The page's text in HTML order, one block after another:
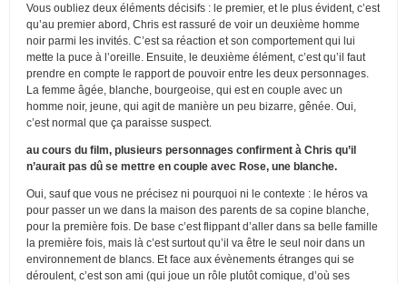
Vous oubliez deux éléments décisifs : le premier, et le plus évident, c’est
qu’au premier abord, Chris est rassuré de voir un deuxième homme
noir parmi les invités. C’est sa réaction et son comportement qui lui
mette la puce à l’oreille. Ensuite, le deuxième élément, c’est qu’il faut
prendre en compte le rapport de pouvoir entre les deux personnages.
La femme âgée, blanche, bourgeoise, qui est en couple avec un
homme noir, jeune, qui agit de manière un peu bizarre, gênée. Oui,
c’est normal que ça paraisse suspect.
au cours du film, plusieurs personnages confirment à Chris qu’il
n’aurait pas dû se mettre en couple avec Rose, une blanche.
Oui, sauf que vous ne précisez ni pourquoi ni le contexte : le héros va
pour passer un we dans la maison des parents de sa copine blanche,
pour la première fois. De base c’est flippant d’aller dans sa belle famille
la première fois, mais là c’est surtout qu’il va être le seul noir dans un
environnement de blancs. Et face aux évènements étranges qui se
déroulent, c’est son ami (qui joue un rôle plutôt comique, d’où ses